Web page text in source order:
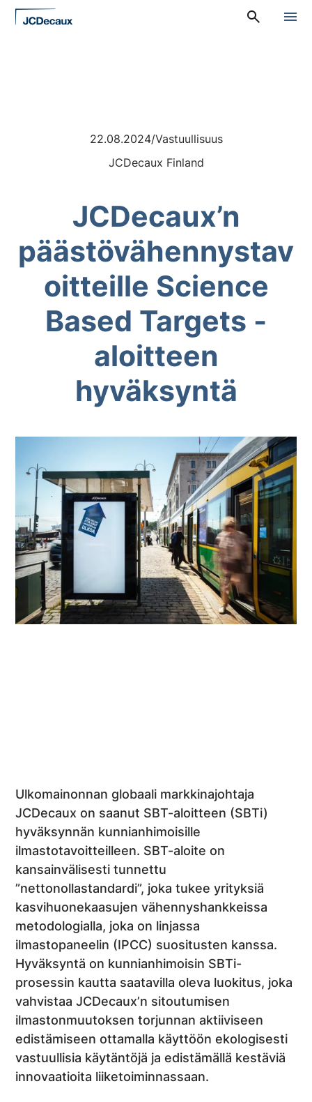
Siirry
suoraan
A
k
k
22.08.2024/Vastuullisuus
JCDecaux Finland
JCDecaux’n
päästövähennystav
oitteille Science
Based Targets -
aloitteen
hyväksyntä
Ulkomainonnan globaali markkinajohtaja
JCDecaux on saanut SBT-aloitteen (SBTi)
hyväksynnän kunnianhimoisille
ilmastotavoitteilleen. SBT-aloite on
kansainvälisesti tunnettu
”nettonollastandardi”, joka tukee yrityksiä
kasvihuonekaasujen vähennyshankkeissa
metodologialla, joka on linjassa
ilmastopaneelin (IPCC) suositusten kanssa.
Hyväksyntä on kunnianhimoisin SBTi-
prosessin kautta saatavilla oleva luokitus, joka
vahvistaa JCDecaux’n sitoutumisen
ilmastonmuutoksen torjunnan aktiiviseen
edistämiseen ottamalla käyttöön ekologisesti
vastuullisia käytäntöjä ja edistämällä kestäviä
innovaatioita liiketoiminnassaan.